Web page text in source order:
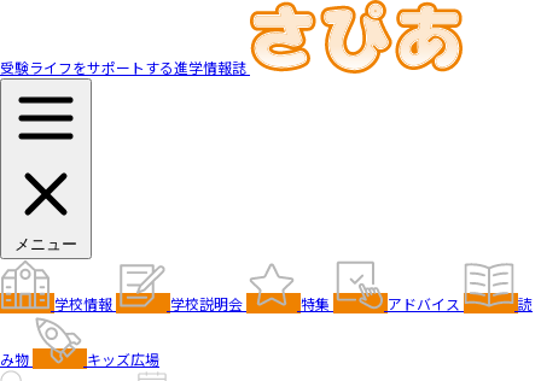
受験ライフをサポートする進学情報誌
メニュー
学校情報 学校説明会 特集 アドバイス 読
み物
キッズ広場